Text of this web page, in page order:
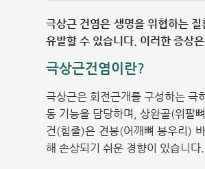
극상근 건염은 생명을 위협하는
유발할 수 있습니다. 이러한 증상
극상근건염이란?
극상근은 회전근개를 구성하는 극
동 기능을 담당하며, 상완골(위팔
건(힘줄)은 견봉(어깨뼈 봉우리)
해 손상되기 쉬운 경향이 있습니다.